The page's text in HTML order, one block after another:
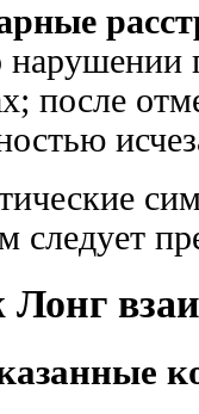
после
следует